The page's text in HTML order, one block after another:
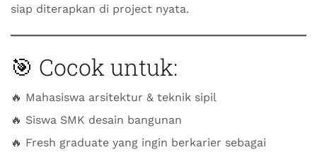
siap diterapkan di project nyata.
🎯 Cocok untuk:
🔥 Mahasiswa arsitektur & teknik sipil
🔥 Siswa SMK desain bangunan
🔥 Fresh graduate yang ingin berkarier sebagai